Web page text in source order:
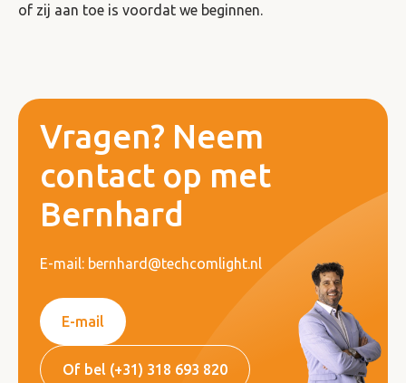
of zij aan toe is voordat we beginnen.
Vragen? Neem
contact op met
Bernhard
E-mail: bernhard@techcomlight.nl
E-mail
Of bel (+31) 318 693 820